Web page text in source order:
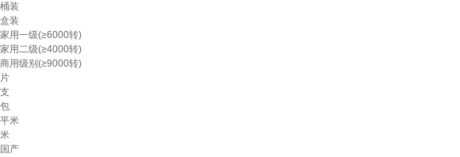
桶装
盒装
家用一级(≥6000转)
家用二级(≥4000转)
商用级别(≥9000转)
片
支
包
平米
米
国产